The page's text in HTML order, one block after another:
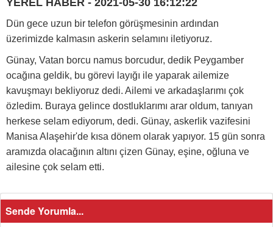
YEREL HABER - 2021-05-30 16:12:22
Dün gece uzun bir telefon görüşmesinin ardından
üzerimizde kalmasın askerin selamını iletiyoruz.
Günay, Vatan borcu namus borcudur, dedik Peygamber
ocağına geldik, bu görevi layığı ile yaparak ailemize
kavuşmayı bekliyoruz dedi. Ailemi ve arkadaşlarımı çok
özledim. Buraya gelince dostluklarımı arar oldum, tanıyan
herkese selam ediyorum, dedi. Günay, askerlik vazifesini
Manisa Alaşehir'de kısa dönem olarak yapıyor. 15 gün sonra
aramızda olacağının altını çizen Günay, eşine, oğluna ve
ailesine çok selam etti.
Sende Yorumla...